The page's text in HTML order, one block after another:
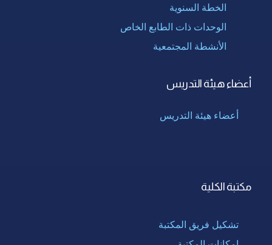
الخطة السنوية
الوحدات ذات الطابع الخاص
الأنشطة المجتمعية
أعضاء هيئة التدريس
أعضاء هيئة التدريس
مكتبة الكلية
تشكيل فريق المكتبة